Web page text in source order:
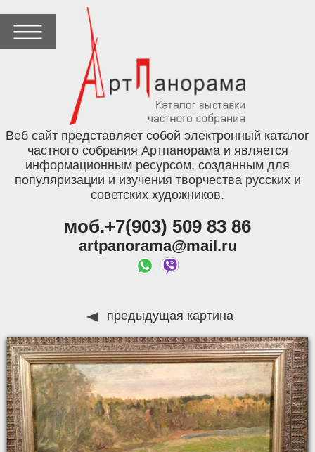
Веб сайт представляет собой электронный каталог
частного собрания Артпанорама и является
информационным ресурсом, созданным для
популяризации и изучения творчества русских и
советских художников.
моб.+7(903) 509 83 86
artpanorama@mail.ru
предыдущая картина